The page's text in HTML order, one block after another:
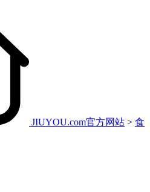
JIUYOU.com官方网站 > 食